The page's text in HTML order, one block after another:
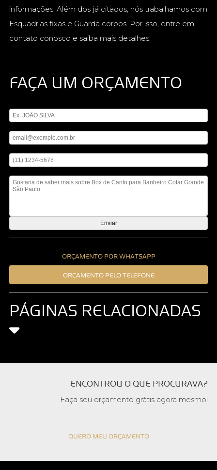
informações. Além dos já citados, nós trabalhamos com
Esquadrias fixas e Guarda corpos. Por isso, entre em
contato conosco e saiba mais detalhes.
FAÇA UM ORÇAMENTO
ORÇAMENTO POR WHATSAPP
ORÇAMENTO PELO TELEFONE
PÁGINAS RELACIONADAS
ENCONTROU O QUE PROCURAVA?
Faça seu orçamento grátis agora mesmo!
QUERO MEU ORÇAMENTO